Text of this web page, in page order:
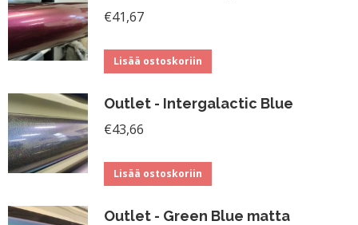
€41,67
Lisää ostoskoriin
Outlet - Intergalactic Blue
€43,66
Lisää ostoskoriin
Outlet - Green Blue matta